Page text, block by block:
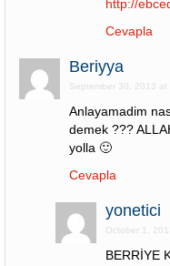
http://
Cevapla
Beriyya
September 30, 2013 at
Anlayamadim
demek ???
yolla 🙂
Cevapla
yonetici
October 1,
BERRİYE